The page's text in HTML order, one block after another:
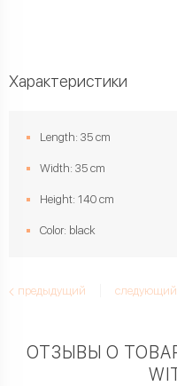
Характеристики
Length: 35 cm
Width: 35 cm
Height: 140 cm
Color: black
предыдущий следующий
ОТЗЫВЫ О